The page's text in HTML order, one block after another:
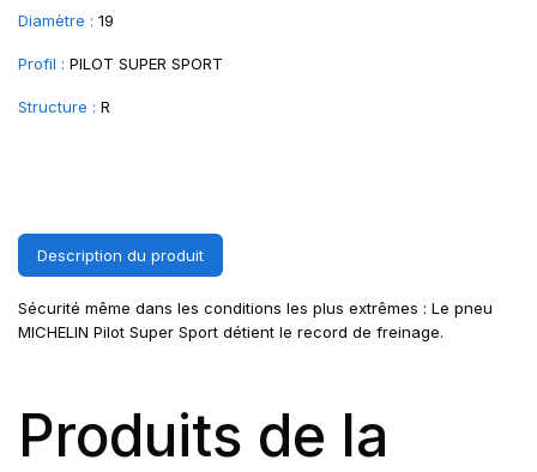
Diamètre : 19
Profil : PILOT SUPER SPORT
Structure : R
Description du produit
Sécurité même dans les conditions les plus extrêmes : Le pneu
MICHELIN Pilot Super Sport détient le record de freinage.
Produits de la